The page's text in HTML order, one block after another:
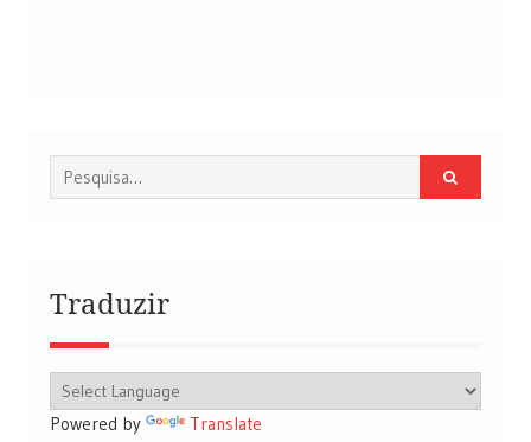
Procurar
por:
Traduzir
Powered by Translate